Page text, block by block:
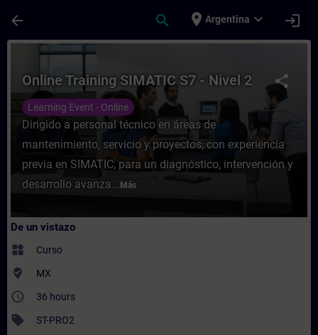
arrow_back search place Argentina expand_more login
Curso - Online Training SIMATIC S7 -
share
Online Training SIMATIC S7 - Nivel 2
Learning Event - Online
Dirigido a personal técnico en áreas de
mantenimiento, servicio y proyectos, con experiencia
previa en SIMATIC, para un diagnóstico, intervención y
desarrollo avanza... Más
De un vistazo
widgets Curso
where_to_vote MX
access_time 36 hours
sell ST-PRO2